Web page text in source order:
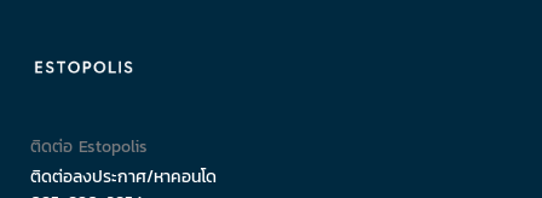
ติดต่อ Estopolis
ติดต่อลงประกาศ/หาคอนโด